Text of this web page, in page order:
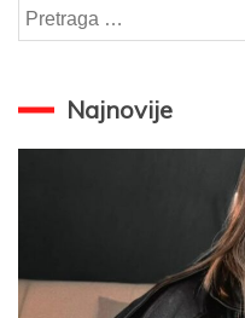
Pretraga
za:
Najnovije